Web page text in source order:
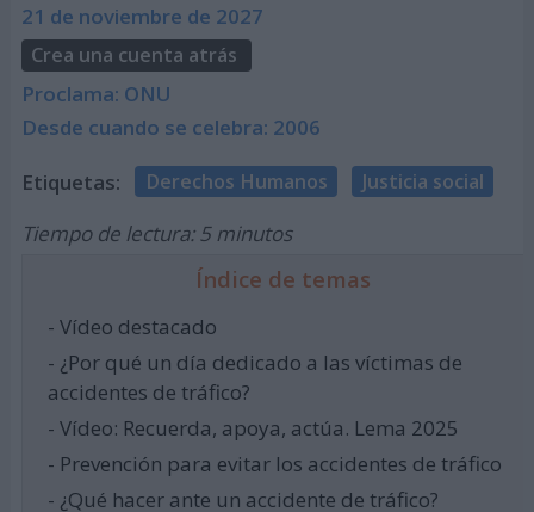
21 de noviembre de 2027
Crea una cuenta atrás
Proclama: ONU
Desde cuando se celebra: 2006
Etiquetas: Derechos Humanos Justicia social
Tiempo de lectura: 5 minutos
Índice de temas
- Vídeo destacado
- ¿Por qué un día dedicado a las víctimas de
accidentes de tráfico?
- Vídeo: Recuerda, apoya, actúa. Lema 2025
- Prevención para evitar los accidentes de tráfico
- ¿Qué hacer ante un accidente de tráfico?